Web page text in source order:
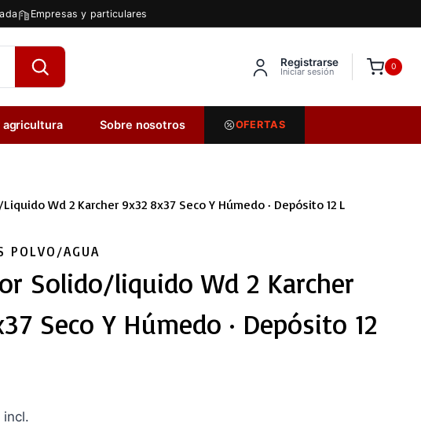
Empresas y particulares
Registrarse
Iniciar sesión 0
agricultura Sobre nosotros OFERTAS
Wd 2 Karcher 9x32 8x37 Seco Y Húmedo · Depósito 12 L
POLVO/AGUA
Solido/liquido Wd 2 Karcher
Seco Y Húmedo · Depósito 12
incl.